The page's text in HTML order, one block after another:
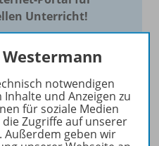
Unterricht!
einen Service, um
aktuell und
zu gestalten. Jede
drei bis vier
mit
notwendigen
und Anzeigen zu
für soziale Medien
Zugriffe auf unserer
Außerdem geben wir